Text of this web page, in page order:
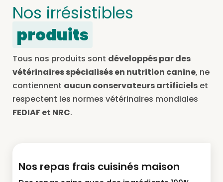
Nos irrésistibles
produits
Tous nos produits sont développés par des
vétérinaires spécialisés en nutrition canine, ne
contiennent aucun conservateurs artificiels et
respectent les normes vétérinaires mondiales
FEDIAF et NRC.
Nos repas frais cuisinés maison